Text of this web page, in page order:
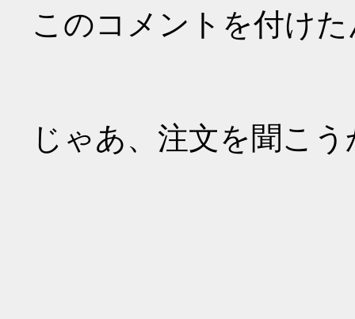
このコメントを付け
じゃあ、注文を聞こう